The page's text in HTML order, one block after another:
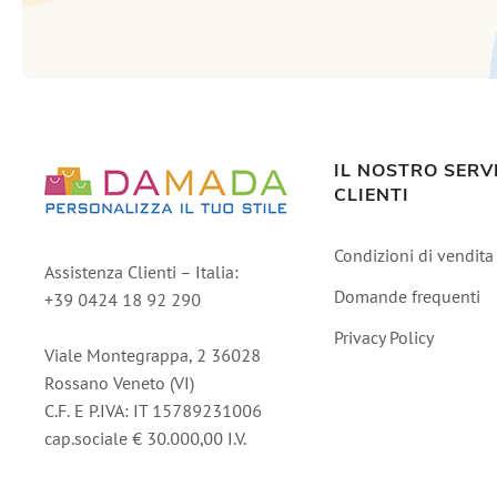
Assistenza Clienti – Italia:
+39 0424 18 92 290
Viale Montegrappa, 2 36028
Rossano Veneto (VI)
C.F. E P.IVA: IT 15789231006
cap.sociale € 30.000,00 I.V.
IL NOSTRO
CLIENTI
Condizioni di vendita
Domande frequenti
Privacy Policy